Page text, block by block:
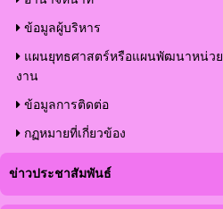
ข้อมูลผู้บริหาร
แผนยุทธศาสตร์หรือแผนพัฒนาหน่วย
งาน
ข้อมูลการติดต่อ
กฏหมายที่เกี่ยวข้อง
ข่าวประชาสัมพันธ์